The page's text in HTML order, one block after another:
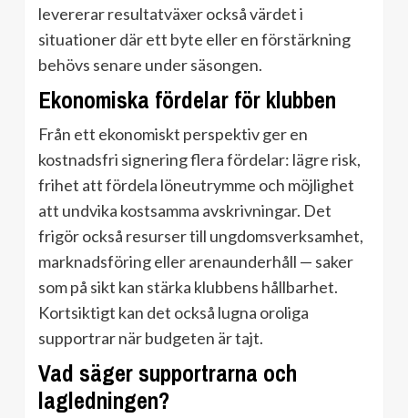
levererar resultatväxer också värdet i
situationer där ett byte eller en förstärkning
behövs senare under säsongen.
Ekonomiska fördelar för klubben
Från ett ekonomiskt perspektiv ger en
kostnadsfri signering flera fördelar: lägre risk,
frihet att fördela löneutrymme och möjlighet
att undvika kostsamma avskrivningar. Det
frigör också resurser till ungdomsverksamhet,
marknadsföring eller arenaunderhåll — saker
som på sikt kan stärka klubbens hållbarhet.
Kortsiktigt kan det också lugna oroliga
supportrar när budgeten är tajt.
Vad säger supportrarna och
lagledningen?